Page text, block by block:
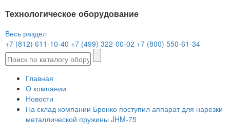
Технологическое оборудование
Весь раздел
+7 (812) 611-10-40 +7 (499) 322-00-02 +7 (800) 550-61-34
Главная
О компании
Новости
На склад компании Бронко поступил аппарат для нарезки
металлической пружины JHM-75